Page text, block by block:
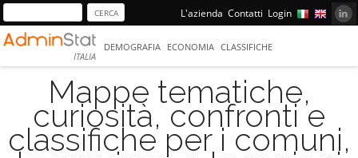
L'azienda Contatti Login
ITALIA
DEMOGRAFIA ECONOMIA CLASSIFICHE
Mappe tematiche,
curiosità, confronti e
classifiche per i comuni,